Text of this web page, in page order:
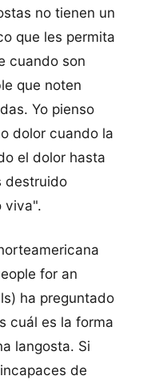
no tienen un
que les permita
cuando son
que noten
Yo pienso
dolor cuando la
el dolor hasta
destruido
viva".
for an
ha preguntado
cuál es la forma
langosta. Si
de